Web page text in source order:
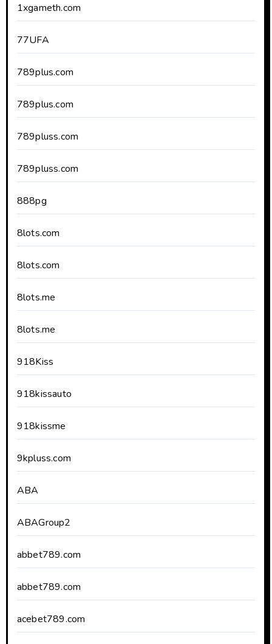
1xgameth.com
77UFA
789plus.com
789plus.com
789pluss.com
789pluss.com
888pg
8lots.com
8lots.com
8lots.me
8lots.me
918Kiss
918kissauto
918kissme
9kpluss.com
ABA
ABAGroup2
abbet789.com
abbet789.com
acebet789.com